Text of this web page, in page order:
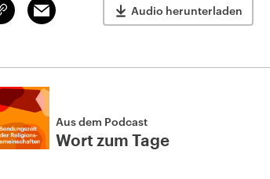
Link
kopieren/teilen
Email Audio herunterladen
Aus dem Podcast
Wort zum Tage